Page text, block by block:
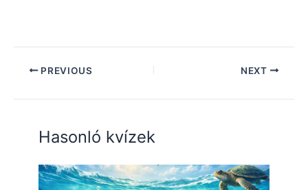
PREVIOUS NEXT
Hasonló kvízek